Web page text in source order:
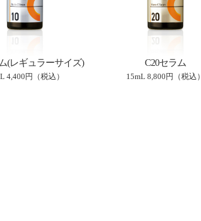
(レギュラーサイズ)
4,400円（税込）
C20セラム
15mL 8,800円（税込）